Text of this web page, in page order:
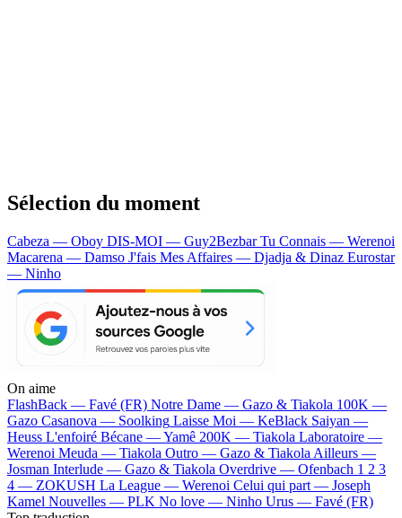
Sélection du moment
Cabeza — Oboy DIS-MOI — Guy2BezbarTu Connais — Werenoi
Macarena — Damso J'fais Mes Affaires — Djadja & Dinaz Eurostar
— Ninho
On aime
FlashBack — Favé (FR) Notre Dame — Gazo & Tiakola 100K —
Gazo Casanova — Soolking Laisse Moi — KeBlack Saiyan —
Heuss L'enfoiré Bécane —Yamê 200K — Tiakola Laboratoire —
Werenoi Meuda — Tiakola Outro — Gazo & Tiakola Ailleurs —
Josman Interlude — Gazo & Tiakola Overdrive — Ofenbach 1 2 3
4 — ZOKUSH La League — Werenoi Celui qui part — Joseph
Kamel Nouvelles — PLK No love — Ninho Urus — Favé (FR)